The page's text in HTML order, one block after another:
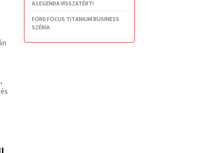
A LEGENDA VISSZATÉRT!
FORD FOCUS TITANIUM BUSINESS
SZÉRIA